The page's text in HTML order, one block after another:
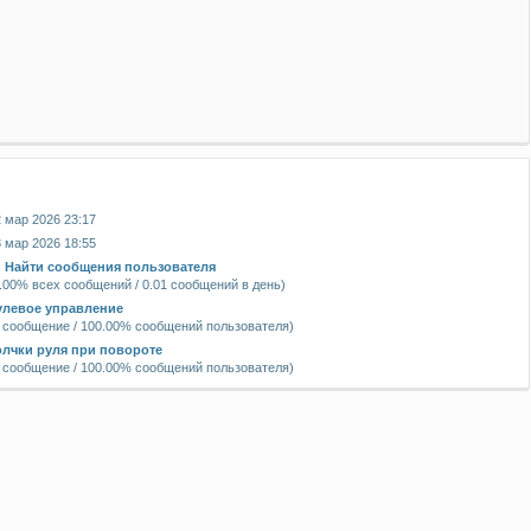
мар 2026 23:17
мар 2026 18:55
Найти сообщения пользователя
всех сообщений / 0.01 сообщений в день)
управление
сообщение / 100.00% сообщений пользователя)
руля при повороте
сообщение / 100.00% сообщений пользователя)